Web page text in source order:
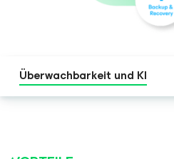
Überwachbarkeit und KI